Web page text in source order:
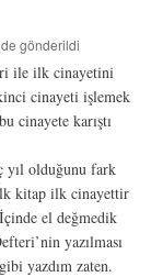
gönderildi
ile ilk cinayetini
cinayeti işlemek
cinayete karıştı
yıl olduğunu fark
kitap ilk cinayettir
el değmedik
yazılması
yazdım zaten.